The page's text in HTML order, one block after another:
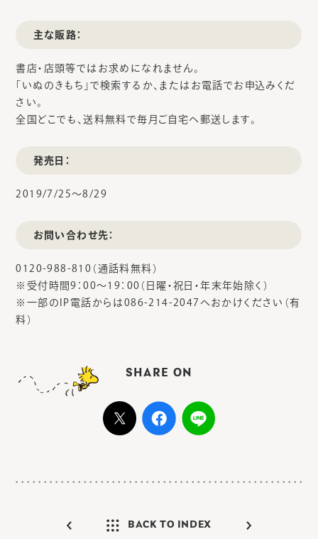
主な販路：
書店・店頭等ではお求めになれません。
「いぬのきもち」で検索するか、またはお電話でお申込みくだ
さい。
全国どこでも、送料無料で毎月ご自宅へ郵送します。
発売日：
2019/7/25～8/29
お問い合わせ先：
0120-988-810（通話料無料）
※受付時間9：00～19：00（日曜・祝日・年末年始除く）
※一部のIP電話からは086-214-2047へおかけください（有
料）
SHARE ON
BACK TO INDEX